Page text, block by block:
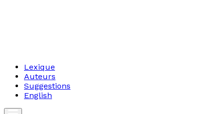
Lexique
Auteurs
Suggestions
English